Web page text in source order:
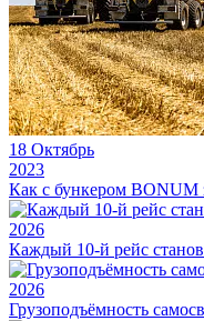
18 Октябрь
2023
Как с бункером BONUM
2026
Каждый 10-й рейс
2026
Грузоподъёмность